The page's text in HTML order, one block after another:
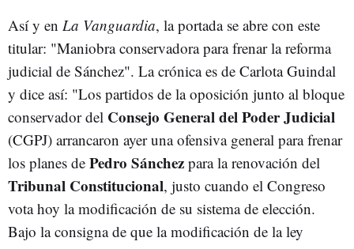
Así y en La Vanguardia, la portada se abre con este
titular: "Maniobra conservadora para frenar la reforma
judicial de Sánchez". La crónica es de Carlota Guindal
y dice así: "Los partidos de la oposición junto al bloque
conservador del Consejo General del Poder Judicial
(CGPJ) arrancaron ayer una ofensiva general para frenar
los planes de Pedro Sánchez para la renovación del
Tribunal Constitucional, justo cuando el Congreso
vota hoy la modificación de su sistema de elección.
Bajo la consigna de que la modificación de la ley